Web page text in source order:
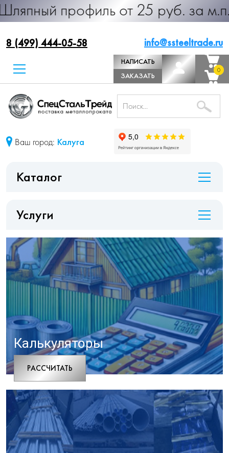
профиль от 25 руб. за м.п.
8 (499) 444-05-58 info@ssteeltrade.ru
НАПИСАТЬ
ДИРЕКТОРУ
ЗАКАЗАТЬ
ЗВОНОК
0
0
Ваш город: Калуга
Каталог
Услуги
Калькуляторы
РАCСЧИТАТЬ